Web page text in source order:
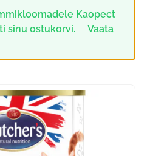
Kaopect
sinu ostukorvi.
Vaata